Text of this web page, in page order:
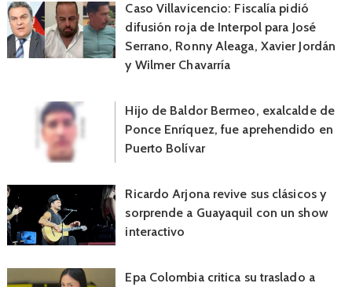
Caso Villavicencio: Fiscalía pidió
difusión roja de Interpol para José
Serrano, Ronny Aleaga, Xavier Jordán
y Wilmer Chavarría
Hijo de Baldor Bermeo, exalcalde de
Ponce Enríquez, fue aprehendido en
Puerto Bolívar
Ricardo Arjona revive sus clásicos y
sorprende a Guayaquil con un show
interactivo
Epa Colombia critica su traslado a